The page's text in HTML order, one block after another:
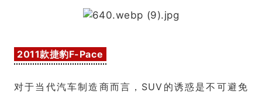
2011款捷豹F-Pace
对于当代汽车制造商而言，SUV的诱惑是不可避免